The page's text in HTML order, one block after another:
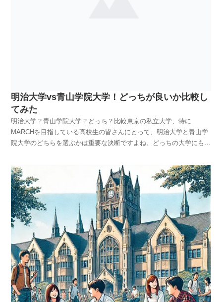
明治大学vs青山学院大学！どっちが良いか比較し
てみた
明治大学？青山学院大学？どっち？比較東京の私立大学、特に
MARCHを目指している高校生の皆さんにとって、明治大学と青山学
院大学のどちらを選ぶかは重要な決断ですよね。どっちの大学にも独
両校の特徴を色々な項目で詳しく比較します。どちらが自分に合って
いるかを判断するための参考にしてくださいね！入試の偏差値、難易
度まずは入試の偏差値について見ていきましょう。明治大学は、
MARCHの中でも特に偏差値が高い場合が多いです。特に法学部や商
学部など人気のある学部は、合格するために高い学力が求められま
す。一方、青山学院大学は、国際系や文学部の偏差値が高く、英語力
が問われる入試傾向が強いです。受かるにはどんな勉強をすれば良
い？それでは、明治大学と青山学院大学に受かるためには、どんな勉
強をすれば良いのでしょうか。明治大学の場合、特に英語と数学の基
礎をしっかり固めることが重要です。問題のレベルは難易度が高め
で、特に英語の長文読解や数学の応用問題には時間をかけて取り組む
必要があります。青山学院大学を目指す場合は、英語力が勝負の鍵で
す。特に英作文やリスニングに力を入れると良いでしょう。また、国